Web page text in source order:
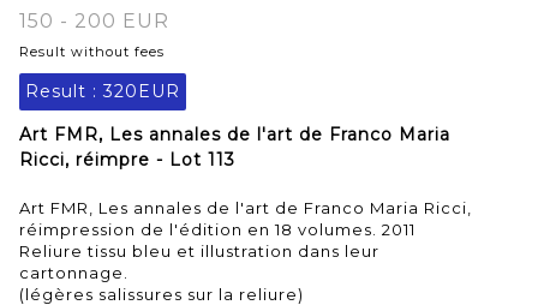
150 - 200 EUR
Result without fees
Result : 320EUR
Art FMR, Les annales de l'art de Franco Maria
Ricci, réimpre - Lot 113
Art FMR, Les annales de l'art de Franco Maria Ricci,
réimpression de l'édition en 18 volumes. 2011
Reliure tissu bleu et illustration dans leur
cartonnage.
(légères salissures sur la reliure)